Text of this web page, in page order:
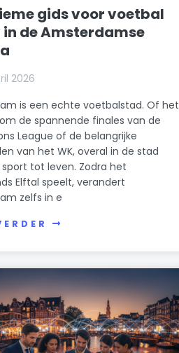
gids voor voetbal
in de Amsterdamse
2026
is een echte voetbalstad. Of het
de spannende finales van de
League of de belangrijke
van het WK, overal in de stad
tot leven. Zodra het
Elftal speelt, verandert
zelfs in e